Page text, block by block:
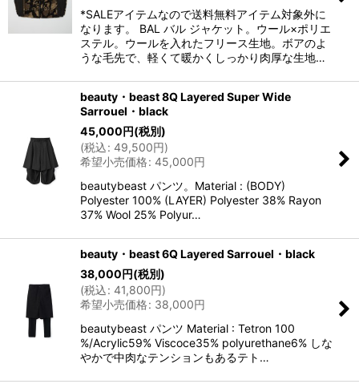
*SALEアイテムなので送料無料アイテム対象外に
なります。 BAL バル ジャケット。ウール×ポリエ
ステル。ウールを入れたフリース生地。ボアのよ
うな毛先で、軽くて暖かくしっかり肉厚な生地…
beauty・beast 8Q Layered Super Wide
Sarrouel・black
45,000円(税別)
(税込: 49,500円)
希望小売価格: 45,000円
beautybeast パンツ。Material : (BODY)
Polyester 100% (LAYER) Polyester 38% Rayon
37% Wool 25% Polyur…
beauty・beast 6Q Layered Sarrouel・black
38,000円(税別)
(税込: 41,800円)
希望小売価格: 38,000円
beautybeast パンツ Material : Tetron 100
%/Acrylic59% Viscoce35% polyurethane6% しな
やかで中肉なテンションもあるテト…